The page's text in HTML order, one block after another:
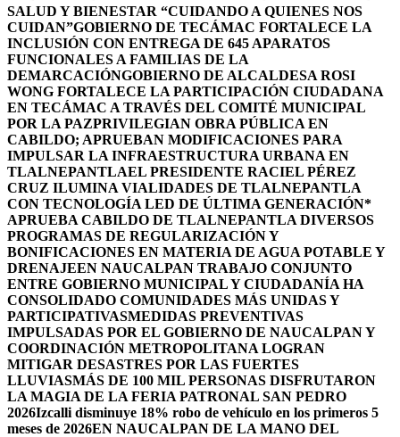
SALUD Y BIENESTAR “CUIDANDO A QUIENES NOS
CUIDAN”GOBIERNO DE TECÁMAC FORTALECE LA
INCLUSIÓN CON ENTREGA DE 645 APARATOS
FUNCIONALES A FAMILIAS DE LA
DEMARCACIÓNGOBIERNO DE ALCALDESA ROSI
WONG FORTALECE LA PARTICIPACIÓN CIUDADANA
EN TECÁMAC A TRAVÉS DEL COMITÉ MUNICIPAL
POR LA PAZPRIVILEGIAN OBRA PÚBLICA EN
CABILDO; APRUEBAN MODIFICACIONES PARA
IMPULSAR LA INFRAESTRUCTURA URBANA EN
TLALNEPANTLAEL PRESIDENTE RACIEL PÉREZ
CRUZ ILUMINA VIALIDADES DE TLALNEPANTLA
CON TECNOLOGÍA LED DE ÚLTIMA GENERACIÓN*
APRUEBA CABILDO DE TLALNEPANTLA DIVERSOS
PROGRAMAS DE REGULARIZACIÓN Y
BONIFICACIONES EN MATERIA DE AGUA POTABLE Y
DRENAJEEN NAUCALPAN TRABAJO CONJUNTO
ENTRE GOBIERNO MUNICIPAL Y CIUDADANÍA HA
CONSOLIDADO COMUNIDADES MÁS UNIDAS Y
PARTICIPATIVASMEDIDAS PREVENTIVAS
IMPULSADAS POR EL GOBIERNO DE NAUCALPAN Y
COORDINACIÓN METROPOLITANA LOGRAN
MITIGAR DESASTRES POR LAS FUERTES
LLUVIASMÁS DE 100 MIL PERSONAS DISFRUTARON
LA MAGIA DE LA FERIA PATRONAL SAN PEDRO
2026Izcalli disminuye 18% robo de vehículo en los primeros 5
meses de 2026EN NAUCALPAN DE LA MANO DEL